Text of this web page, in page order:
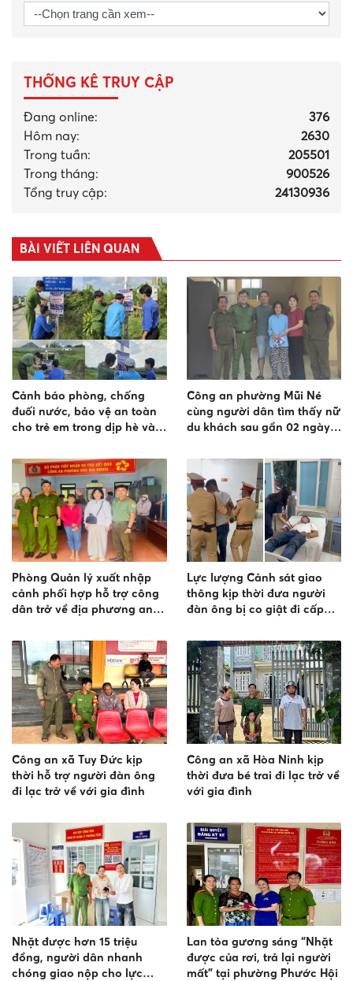
THỐNG KÊ TRUY CẬP
Đang online:
376
Hôm nay:
2630
Trong tuần:
205501
Trong tháng:
900526
Tổng truy cập:
24130936
BÀI VIẾT LIÊN QUAN
Cảnh báo phòng, chống
đuối nước, bảo vệ an toàn
cho trẻ em trong dịp hè và
xã Hàm Kiệm
Công an phường Mũi Né
cùng người dân tìm thấy nữ
du khách sau gần 02 ngày
Phòng Quản lý xuất nhập
cảnh phối hợp hỗ trợ công
dân trở về địa phương an
Lực lượng Cảnh sát giao
thông kịp thời đưa người
đàn ông bị co giật đi cấp
Công an xã Tuy Đức kịp
thời hỗ trợ người đàn ông
đi lạc trở về với gia đình
Công an xã Hòa Ninh kịp
thời đưa bé trai đi lạc trở về
với gia đình
Nhặt được hơn 15 triệu
đồng, người dân nhanh
chóng giao nộp cho lực
Lan tỏa gương sáng “Nhặt
được của rơi, trả lại người
mất” tại phường Phước Hội